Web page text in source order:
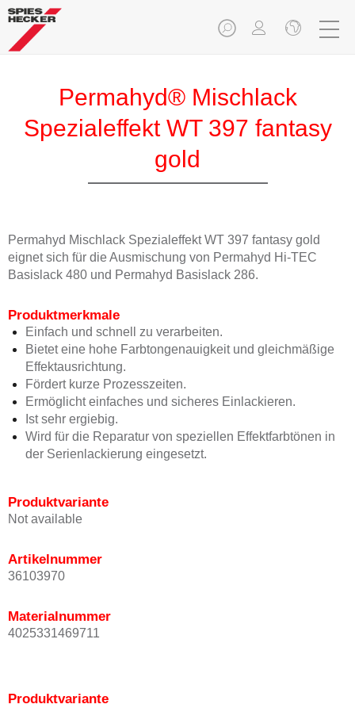
Permahyd® Mischlack
Spezialeffekt WT 397 fantasy
gold
Permahyd Mischlack Spezialeffekt WT 397 fantasy gold
eignet sich für die Ausmischung von Permahyd Hi-TEC
Basislack 480 und Permahyd Basislack 286.
Produktmerkmale
Einfach und schnell zu verarbeiten.
Bietet eine hohe Farbtongenauigkeit und gleichmäßige
Effektausrichtung.
Fördert kurze Prozesszeiten.
Ermöglicht einfaches und sicheres Einlackieren.
Ist sehr ergiebig.
Wird für die Reparatur von speziellen Effektfarbtönen in
der Serienlackierung eingesetzt.
Produktvariante
Not available
Artikelnummer
36103970
Materialnummer
4025331469711
Produktvariante